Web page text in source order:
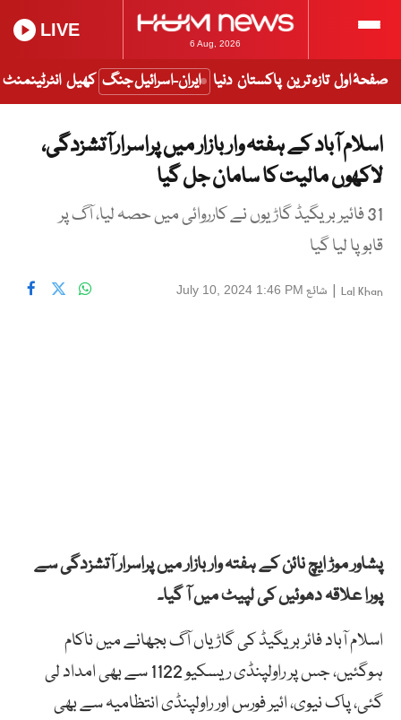
6 Aug, 2026
LIVE
صفحۂ اول تازہ ترین پاکستان دنیا ایران-اسرائیل جنگ کھیل انٹرٹینمنٹ
اسلام آباد کے ہفتہ وار بازار میں پراسرار آتشزدگی،
لاکھوں مالیت کا سامان جل گیا
31 فائیر بریگیڈ گاڑیوں نے کارروائی میں حصہ لیا، آگ پر
قابو پا لیا گیا
Lal Khan
| شائع July 10, 2024 1:46 PM
پشاور موڑ ایچ نائن کے ہفتہ وار بازار میں پراسرار آتشزدگی سے
پورا علاقہ دھوئیں کی لپیٹ میں آ گیا۔
اسلام آباد فائر بریگیڈ کی گاڑیاں آگ بجھانے میں ناکام
ہوگئیں، جس پر راولپنڈی ریسکیو 1122 سے بھی امداد لی
گئی، پاک نیوی، ائیر فورس اور راولپنڈی انتظامیہ سے بھی